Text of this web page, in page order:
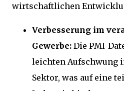
wirtschaftlichen
Verbesserung im
Gewerbe: Die PMI-
leichten Aufschwung
Sektor, was auf eine